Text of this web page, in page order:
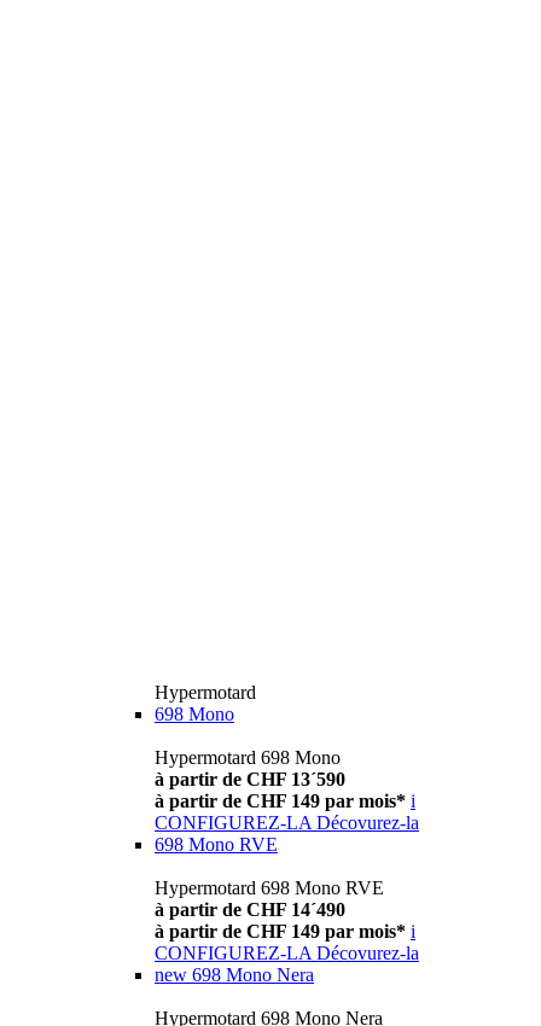
Hypermotard
698 Mono
Hypermotard 698 Mono
à partir de CHF 13´590
à partir de CHF 149 par mois* i
CONFIGUREZ-LA Décovurez-la
698 Mono RVE
Hypermotard 698 Mono RVE
à partir de CHF 14´490
à partir de CHF 149 par mois* i
CONFIGUREZ-LA Décovurez-la
new 698 Mono Nera
Hypermotard 698 Mono Nera